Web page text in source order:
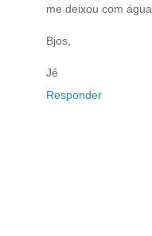
me deixou com
Bjos,
Jê
Responder